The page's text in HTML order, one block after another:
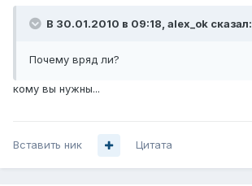
В 30.01.2010 в 09:18, alex_ok сказал:
Почему вряд ли?
кому вы нужны...
Вставить ник Цитата